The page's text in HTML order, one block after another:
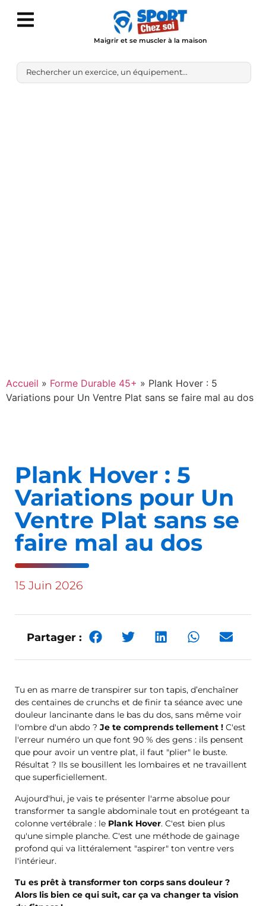
Maigrir et se muscler à la maison
Accueil » Forme Durable 45+ » Plank Hover : 5
Variations pour Un Ventre Plat sans se faire mal au dos
Plank Hover : 5
Variations pour Un
Ventre Plat sans se
faire mal au dos
15 Juin 2026
Partager :
Tu en as marre de transpirer sur ton tapis, d’enchaîner
des centaines de crunchs et de finir ta séance avec une
douleur lancinante dans le bas du dos, sans même voir
l'ombre d'un abdo ? Je te comprends tellement ! C'est
l'erreur numéro un que font 90 % des gens : ils pensent
que pour avoir un ventre plat, il faut "plier" le buste.
Résultat ? Ils se bousillent les lombaires et ne travaillent
que superficiellement.
Aujourd'hui, je vais te présenter l'arme absolue pour
transformer ta sangle abdominale tout en protégeant ta
colonne vertébrale : le Plank Hover. C'est bien plus
qu'une simple planche. C'est une méthode de gainage
profond qui va littéralement "aspirer" ton ventre vers
l'intérieur.
Tu es prêt à transformer ton corps sans douleur ?
Alors lis bien ce qui suit, car ça va changer ta vision